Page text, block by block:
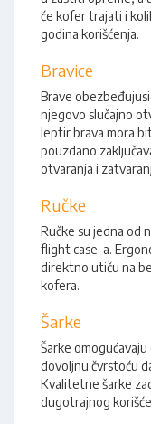
će kofer trajati i
godina korišćenja.
Bravice
Brave
njegovo slučajno
leptir brava mora
pouzdano
otvaranja i
Ručke
Ručke su jedna od
flight case-a.
direktno utiču na
kofera.
Šarke
Šarke
dovoljnu čvrstoću
Kvalitetne šarke
dugotrajnog